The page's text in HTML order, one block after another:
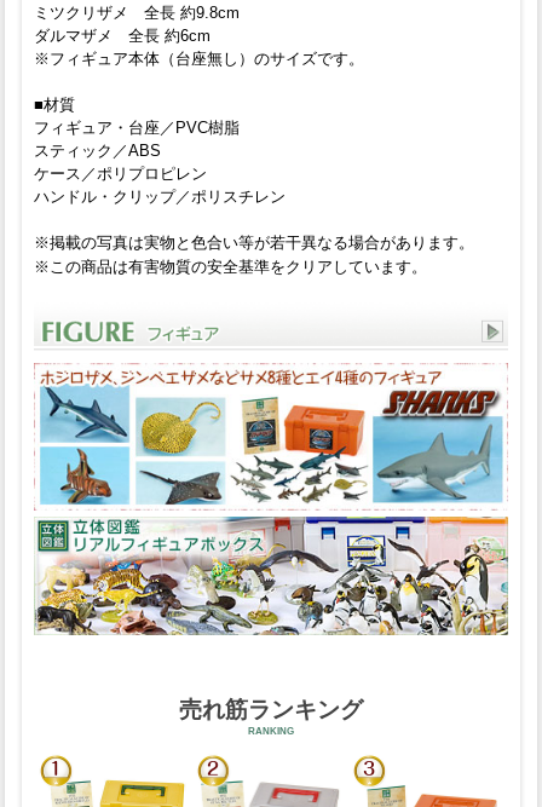
ミツクリザメ 全長 約9.8cm
ダルマザメ 全長 約6cm
※フィギュア本体（台座無し）のサイズです。
■材質
フィギュア・台座／PVC樹脂
スティック／ABS
ケース／ポリプロピレン
ハンドル・クリップ／ポリスチレン
※掲載の写真は実物と色合い等が若干異なる場合があります。
※この商品は有害物質の安全基準をクリアしています。